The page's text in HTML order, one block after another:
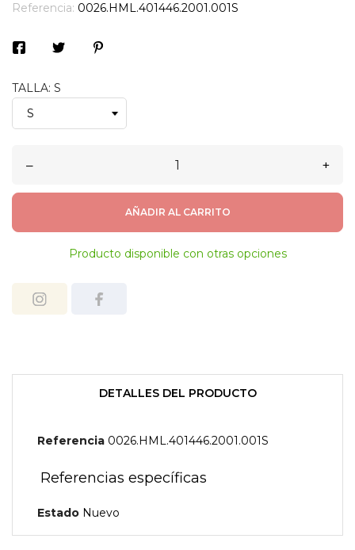
Referencia: 0026.HML.401446.2001.001S
TALLA: S
– +
AÑADIR AL CARRITO
Producto disponible con otras opciones
DETALLES DEL PRODUCTO
Referencia 0026.HML.401446.2001.001S
Referencias específicas
Estado Nuevo